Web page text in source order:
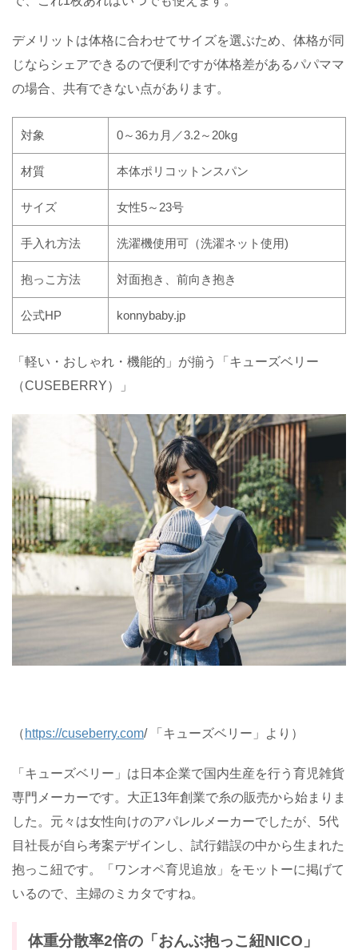
デメリットは体格に合わせてサイズを選ぶため、体格が同
じならシェアできるので便利ですが体格差があるパパママ
の場合、共有できない点があります。
対象 0～36カ月／3.2～ 20kg
材質 本体ポリコットンスパン
サイズ 女性5～ 23号
手入れ方法 洗濯機使用可（洗濯ネット使用)
抱っこ方法 対面抱き、前向き抱き
公式HP konnybaby.jp
「軽い・おしゃれ・機能的」が揃う「キューズベリー
（CUSEBERRY）」
（ https://cuseberry.com/ 「キューズベリー」より）
「キューズベリー」は日本企業で国内生産を行う育児雑貨
専門メーカーです。大正13年創業で糸の販売から始まりま
した。元々は女性向けのアパレルメーカーでしたが、 5代
目社長が自ら考案デザインし、試行錯誤の中から生まれた
抱っこ紐です。「ワンオペ育児追放」をモットーに掲げて
いるので、主婦のミカタですね。
体重分散率2倍の「おんぶ抱っこ紐NICO」